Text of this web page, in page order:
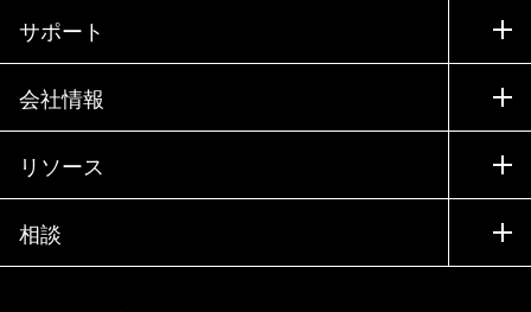
購入方法
営業チームへのお問い合わせ
パートナーを検索
エグゼクティブ ブリーフィング
製品A-Z
サポート
サポート
トレーニング
ドキュメント
ナレッジ ベース
コミュニティ
知識の習得
会社情報
会社情報
パートナー
採用情報
リソース
ニュースルーム
イベント
相談